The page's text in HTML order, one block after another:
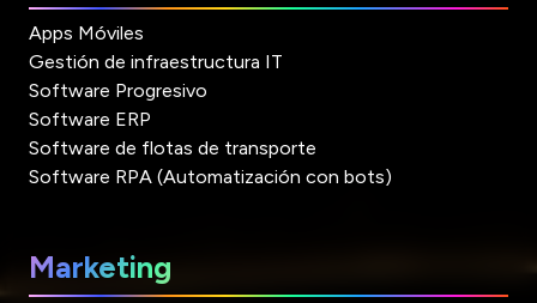
Apps Móviles
Gestión de infraestructura IT
Software Progresivo
Software ERP
Software de flotas de transporte
Software RPA (Automatización con bots)
Marketing